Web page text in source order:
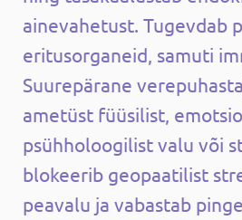
ainevahetust. Tugevdab
eritusorganeid, samuti
Suurepärane
ametüst füüsilist,
psühholoogilist valu või
blokeerib geopaatilist
peavalu ja vabastab